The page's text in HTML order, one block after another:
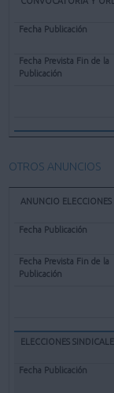
OTROS ANUNCIOS
ANUNCIO
ELECCIONES